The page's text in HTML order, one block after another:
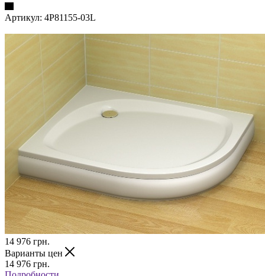
Артикул: 4P81155-03L
14 976 грн.
Варианты цен
14 976 грн.